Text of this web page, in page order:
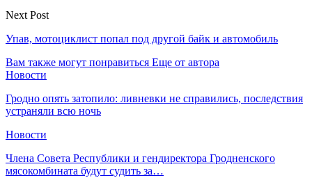
Next Post
Упав, мотоциклист попал под другой байк и автомобиль
Вам также могут понравиться Еще от автора
Новости
Гродно опять затопило: ливневки не справились, последствия
устраняли всю ночь
Новости
Члена Совета Республики и гендиректора Гродненского
мясокомбината будут судить за…